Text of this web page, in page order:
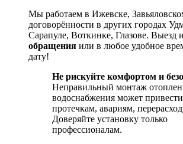
Мы работаем в Ижевске,
договорённости в других городах
Сарапуле, Воткинке, Глазове.
обращения или в любое удобное
дату!
Не рискуйте комфортом и
Неправильный монтаж
водоснабжения может
протечкам, авариям,
Доверяйте установку только
профессионалам.